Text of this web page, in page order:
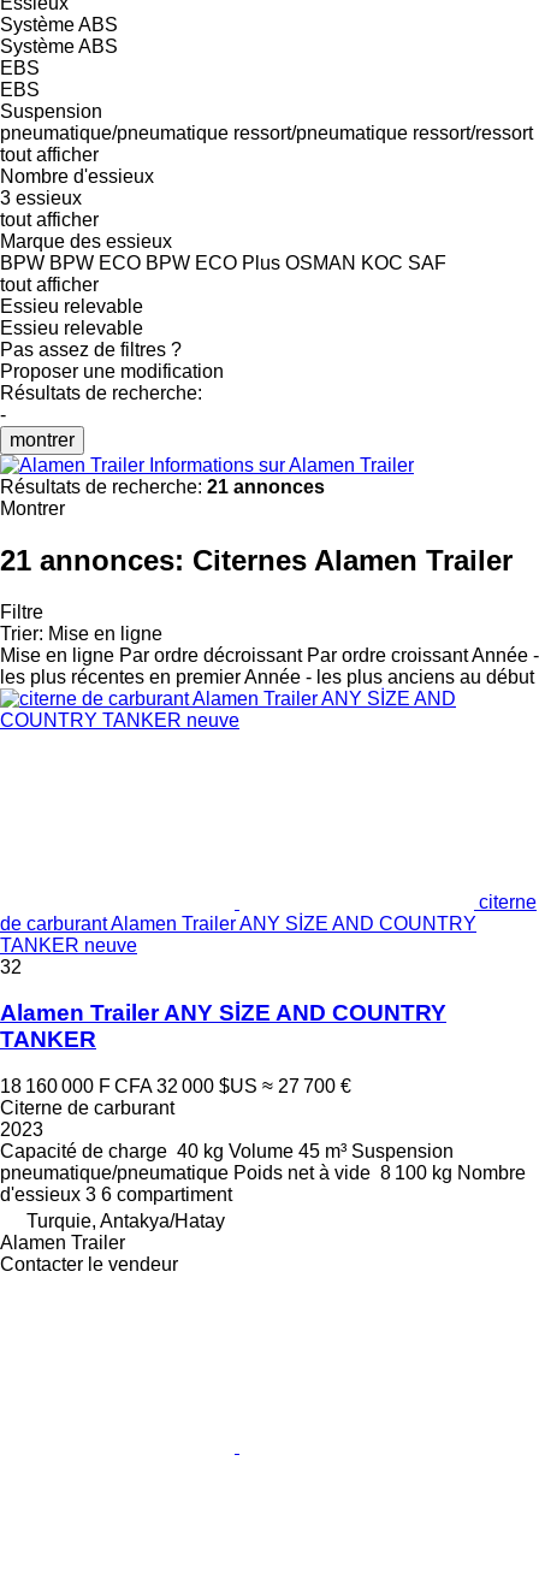
Système ABS
Système ABS
EBS
EBS
Suspension
pneumatique/pneumatique ressort/pneumatique ressort/ressort
tout afficher
Nombre d'essieux
3 essieux
tout afficher
Marque des essieux
BPW BPW ECO BPW ECO Plus OSMAN KOC SAF
tout afficher
Essieu relevable
Essieu relevable
Pas assez de filtres ?
Proposer une modification
Résultats de recherche:
-
montrer
Informations sur Alamen Trailer
Résultats de recherche: 21 annonces
Montrer
21 annonces: Citernes Alamen Trailer
Filtre
Trier: Mise en ligne
Mise en ligne Par ordre décroissant Par ordre croissantAnnée -
les plus récentes en premierAnnée - les plus anciens au début
citerne
de carburant Alamen Trailer ANY SİZE AND COUNTRY
TANKER neuve
32
Alamen Trailer ANY SİZE AND COUNTRY
TANKER
18 160 000 F CFA 32 000 $US ≈ 27 700 €
Citerne de carburant
2023
Capacité de charge 40 kg Volume 45 m³ Suspension
pneumatique/pneumatique Poids net à vide 8 100 kg Nombre
d'essieux 3 6 compartiment
Turquie, Antakya/Hatay
Alamen Trailer
Contacter le vendeur